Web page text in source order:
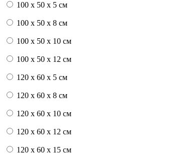
100 x 50 x 5 см
100 х 50 х 8 см
100 x 50 x 10 см
100 x 50 x 12 см
120 x 60 x 5 см
120 x 60 x 8 см
120 x 60 x 10 см
120 x 60 x 12 см
120 x 60 x 15 см